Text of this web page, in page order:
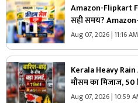
Amazon-Flipkart
सही समय?
से TV तक हो गए
Aug 07, 2026 | 11:16 AM
Kerala Heavy
मौसम का मिजाज, 50
हवाएं, मौसम विभाग ने
Aug 07, 2026 | 10:59